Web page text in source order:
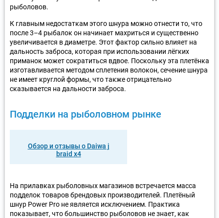
рыболовов.
К главным недостаткам этого шнура можно отнести то, что
после 3–4 рыбалок он начинает махриться и существенно
увеличивается в диаметре. Этот фактор сильно влияет на
дальность заброса, которая при использовании лёгких
приманок может сократиться вдвое. Поскольку эта плетёнка
изготавливается методом сплетения волокон, сечение шнура
не имеет круглой формы, что также отрицательно
сказывается на дальности заброса.
Подделки на рыболовном рынке
Обзор и отзывы о Daiwa j
braid x4
На прилавках рыболовных магазинов встречается масса
подделок товаров брендовых производителей. Плетёный
шнур Power Pro не является исключением. Практика
показывает, что большинство рыболовов не знает, как